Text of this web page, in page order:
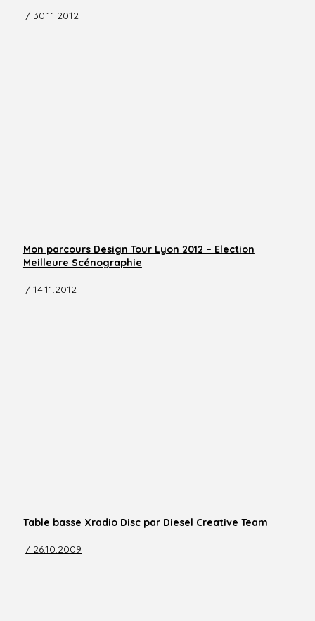
/ 30.11.2012
Mon parcours Design Tour Lyon 2012 – Election
Meilleure Scénographie
/ 14.11.2012
Table basse Xradio Disc par Diesel Creative Team
/ 26.10.2009